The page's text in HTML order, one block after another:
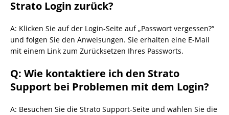
Strato Login zurück?
A: Klicken Sie auf der Login-Seite auf „Passwort vergessen?“
und folgen Sie den Anweisungen. Sie erhalten eine E-Mail
mit einem Link zum Zurücksetzen Ihres Passworts.
Q: Wie kontaktiere ich den Strato
Support bei Problemen mit dem Login?
A: Besuchen Sie die Strato Support-Seite und wählen Sie die